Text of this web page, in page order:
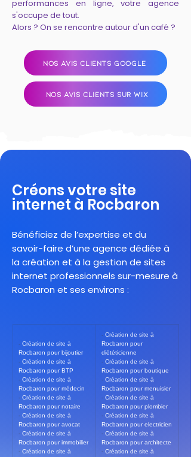
performances en ligne, votre agence
s'occupe de tout.
Alors ? On se rencontre autour d'un café ?
NOS AVIS CLIENTS GOOGLE
NOS AVIS CLIENTS SUR WIX
Créons votre site
internet à Rocbaron
Bénéficiez de l’expertise et du
savoir-faire d’une agence dédiée à
la création et à la gestion de sites
internet professionnels sur-mesure à
Rocbaron et ses environs :
- Création de site à
Rocbaron pour bijoutier
- Création de site à
Rocbaron pour BTP
- Création de site à
Rocbaron pour médecin
- Création de site à
Rocbaron pour notaire
- Création de site à
Rocbaron pour avocat
- Création de site à
Rocbaron pour immobilier
- Création de site à
- Création de site à
Rocbaron pour
diététicienne
- Création de site à
Rocbaron pour boutique
- Création de site à
Rocbaron pour menuisier
- Création de site à
Rocbaron pour plombier
- Création de site à
Rocbaron pour electricien
- Création de site à
Rocbaron pour architecte
- Création de site à